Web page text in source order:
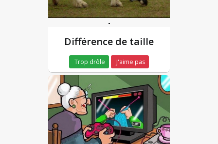
-
Différence de taille
Trop drôle J'aime pas